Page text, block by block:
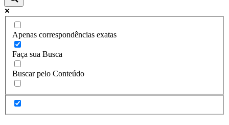
Apenas correspondências exatas
Faça sua Busca
Buscar pelo Conteúdo